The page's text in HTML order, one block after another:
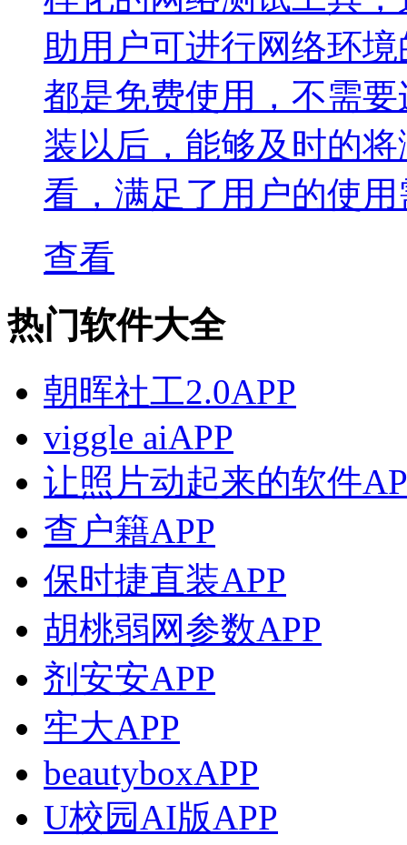
助用户可进行网络环
都是免费使用，不需
装以后，能够及时的
看，满足了用户的使
查看
热门软件大全
朝晖社工2.0APP
viggle aiAPP
让照片动起来的软件
查户籍APP
保时捷直装APP
胡桃弱网参数APP
剂安安APP
牢大APP
beautyboxAPP
U校园AI版APP